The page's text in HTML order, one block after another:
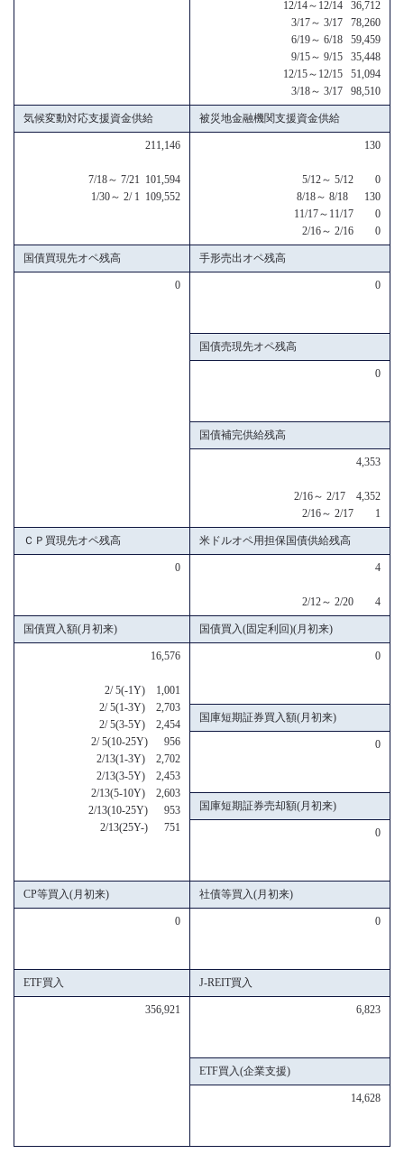
12/14～12/14 36,712
3/17～ 3/17 78,260
6/19～ 6/18 59,459
9/15～ 9/15 35,448
12/15～12/15 51,094
3/18～ 3/17 98,510
気候変動対応支援資金供給 被災地金融機関支援資金供給
211,146
7/18～ 7/21 101,594
1/30～ 2/ 1 109,552
130
5/12～ 5/12 0
8/18～ 8/18 130
11/17～11/17 0
2/16～ 2/16 0
国債買現先オペ残高 手形売出オペ残高
0 0
国債売現先オペ残高
0
国債補完供給残高
4,353
2/16～ 2/17 4,352
2/16～ 2/17 1
ＣＰ買現先オペ残高 米ドルオペ用担保国債供給残高
0 4
2/12～ 2/20 4
国債買入額(月初来) 国債買入(固定利回)(月初来)
16,576
2/ 5(-1Y) 1,001
2/ 5(1-3Y) 2,703
2/ 5(3-5Y) 2,454
2/ 5(10-25Y) 956
2/13(1-3Y) 2,702
2/13(3-5Y) 2,453
2/13(5-10Y) 2,603
2/13(10-25Y) 953
2/13(25Y-) 751
0
国庫短期証券買入額(月初来)
0
国庫短期証券売却額(月初来)
0
CP等買入(月初来) 社債等買入(月初来)
0 0
ETF買入 J-REIT買入
356,921 6,823
ETF買入(企業支援)
14,628